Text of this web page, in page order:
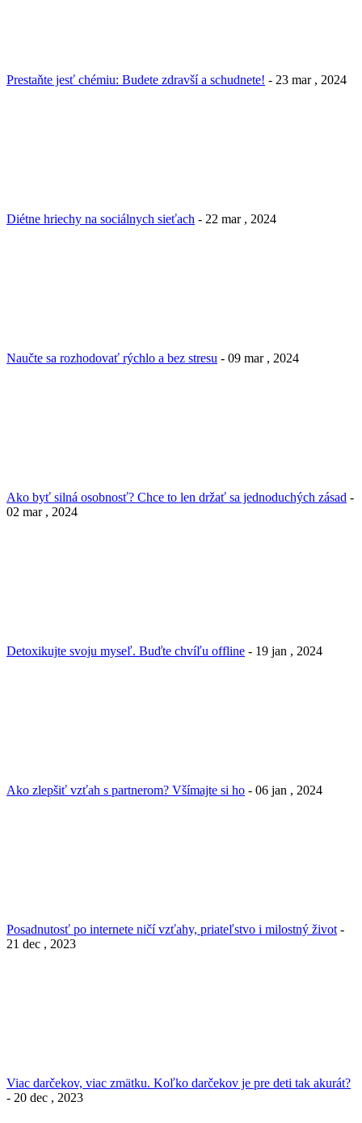
Prestaňte jesť chémiu: Budete zdravší a schudnete! - 23 mar , 2024
Diétne hriechy na sociálnych sieťach - 22 mar , 2024
Naučte sa rozhodovať rýchlo a bez stresu - 09 mar , 2024
Ako byť silná osobnosť? Chce to len držať sa jednoduchých zásad -
02 mar , 2024
Detoxikujte svoju myseľ. Buďte chvíľu offline - 19 jan , 2024
Ako zlepšiť vzťah s partnerom? Všímajte si ho - 06 jan , 2024
Posadnutosť po internete ničí vzťahy, priateľstvo i milostný život -
21 dec , 2023
Viac darčekov, viac zmätku. Koľko darčekov je pre deti tak akurát?
- 20 dec , 2023